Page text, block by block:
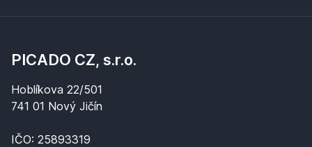
PICADO CZ, s.r.o.
Hoblíkova 22/501
741 01 Nový Jičín
IČO: 25893319